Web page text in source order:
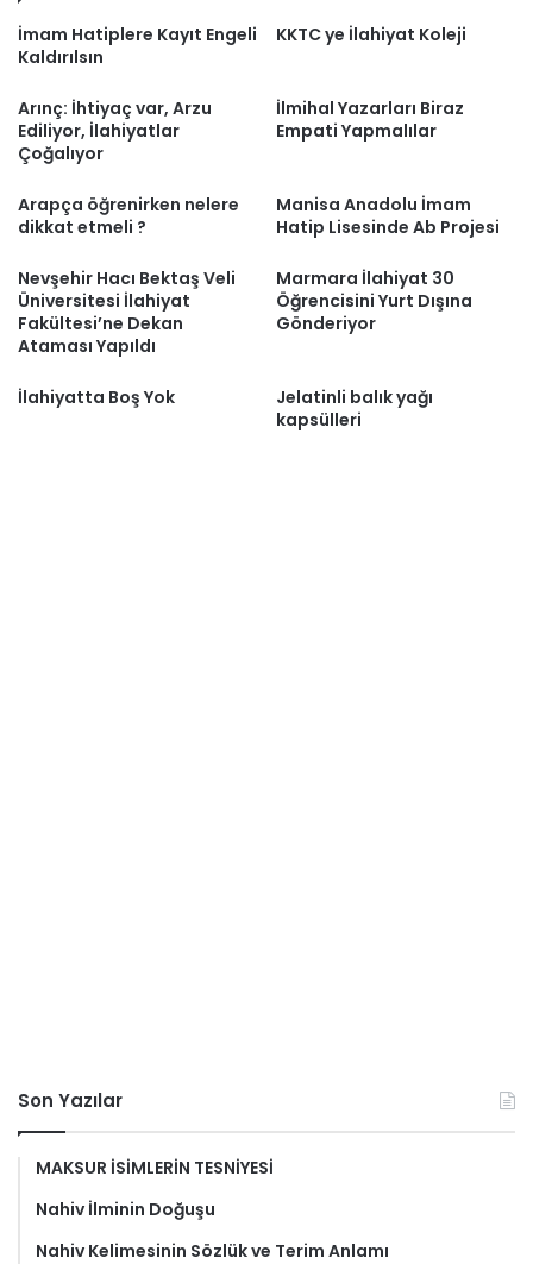
İmam Hatiplere Kayıt Engeli
Kaldırılsın
KKTC ye İlahiyat Koleji
Arınç: İhtiyaç var, Arzu
Ediliyor, İlahiyatlar
Çoğalıyor
İlmihal Yazarları Biraz
Empati Yapmalılar
Arapça öğrenirken nelere
dikkat etmeli ?
Manisa Anadolu İmam
Hatip Lisesinde Ab Projesi
Nevşehir Hacı Bektaş Veli
Üniversitesi İlahiyat
Fakültesi’ne Dekan
Ataması Yapıldı
Marmara İlahiyat 30
Öğrencisini Yurt Dışına
Gönderiyor
İlahiyatta Boş Yok
Jelatinli balık yağı
kapsülleri
Son Yazılar
MAKSUR İSİMLERİN TESNİYESİ
Nahiv İlminin Doğuşu
Nahiv Kelimesinin Sözlük ve Terim Anlamı